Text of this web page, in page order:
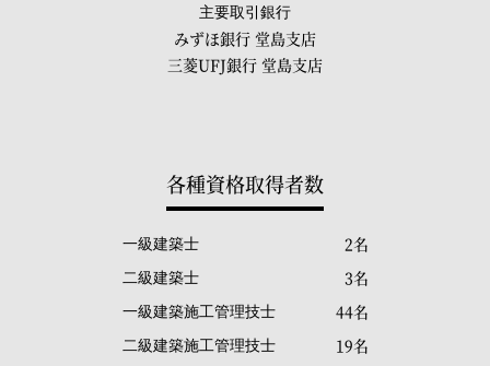
主要取引銀行
みずほ銀行 堂島支店
三菱UFJ銀行 堂島支店
各種資格取得者数
一級建築士 2名
二級建築士 3名
一級建築施工管理技士 44名
二級建築施工管理技士 19名